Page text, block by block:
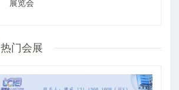
展览会
热门会展